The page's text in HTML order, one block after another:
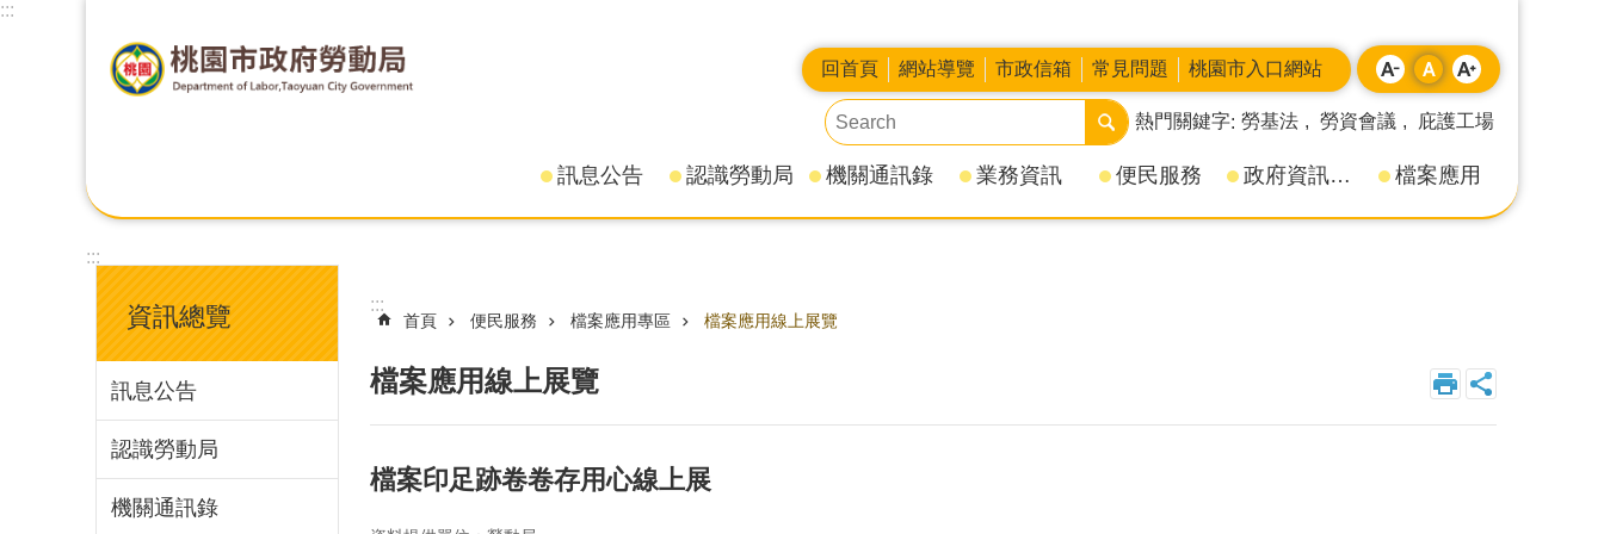
:::
回首頁 網站導覽 市政信箱 常見問題 桃園市入口網站
熱門關鍵字 勞基法 勞資會議 庇護工場
訊息公告 認識勞動局 機關通訊錄 業務資訊 便民服務 政府資訊公開 檔案應用
:::
資訊總覽
訊息公告
認識勞動局
機關通訊錄
:::
首頁 便民服務 檔案應用專區 檔案應用線上展覽
檔案應用線上展覽
檔案印足跡卷卷存用心線上展